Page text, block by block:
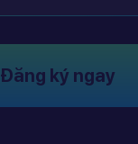
Đăng ký ngay